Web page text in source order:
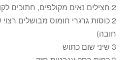
2 חצילים נאים מקולפים, חתוכים לקוביות
2 כוסות גרגרי חומוס מבושלים
חובה)
3 שיני שום כתוש